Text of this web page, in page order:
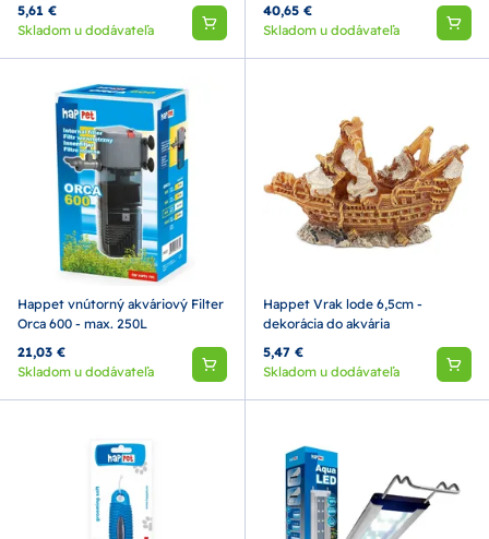
5,61 €
Skladom u dodávateľa
40,65 €
Skladom u dodávateľa
Happet vnútorný akváriový Filter
Orca 600 - max. 250L
21,03 €
Skladom u dodávateľa
Happet Vrak lode 6,5cm -
dekorácia do akvária
5,47 €
Skladom u dodávateľa